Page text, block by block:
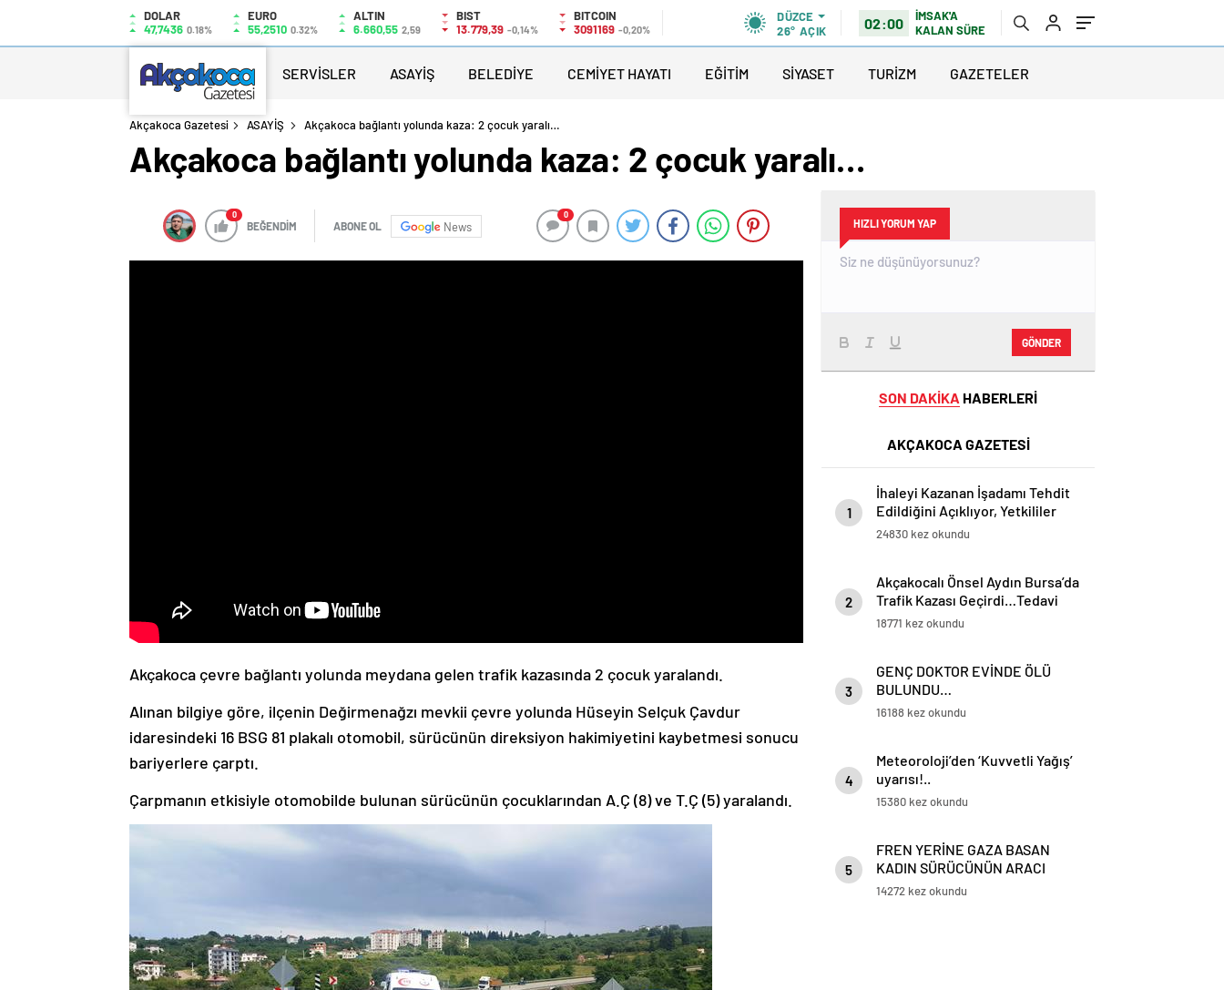
DOLAR
47,7436 0.18%
EURO
55,2510 0.32%
ALTIN
6.660,55 2,59
BIST
13.779,39 -0,14%
BITCOIN
3091169 -0,20%
DÜZCE
26° AÇIK 02:00
İMSAK'A
KALAN SÜRE
SERVİSLER ASAYİŞ BELEDİYE CEMİYET HAYATI EĞİTİM SİYASET TURİZM GAZETELER
Akçakoca Gazetesi ASAYİŞ Akçakoca bağlantı yolunda kaza: 2 çocuk yaralı…
Akçakoca bağlantı yolunda kaza: 2 çocuk yaralı…
0
BEĞENDİM ABONE OL News
0
Akçakoca çevre bağlantı yolunda meydana gelen trafik kazasında 2 çocuk yaralandı.
Alınan bilgiye göre, ilçenin Değirmenağzı mevkii çevre yolunda Hüseyin Selçuk Çavdur
idaresindeki 16 BSG 81 plakalı otomobil, sürücünün direksiyon hakimiyetini kaybetmesi sonucu
bariyerlere çarptı.
Çarpmanın etkisiyle otomobilde bulunan sürücünün çocuklarından A.Ç (8) ve T.Ç (5) yaralandı.
HIZLI YORUM YAP
GÖNDER
SON DAKİKA HABERLERİ
AKÇAKOCA GAZETESİ
1
İhaleyi Kazanan İşadamı Tehdit
Edildiğini Açıklıyor, Yetkililer
Suskun!
24830 kez okundu
2
Akçakocalı Önsel Aydın Bursa’da
Trafik Kazası Geçirdi…Tedavi
Altına Alınan Gencin Hayati
18771 kez okundu
3
GENÇ DOKTOR EVİNDE ÖLÜ
BULUNDU…
16188 kez okundu
4
Meteoroloji’den ‘Kuvvetli Yağış’
uyarısı!..
15380 kez okundu
5
FREN YERİNE GAZA BASAN
KADIN SÜRÜCÜNÜN ARACI
KORKULUKLARDA ASILI KALDI
14272 kez okundu